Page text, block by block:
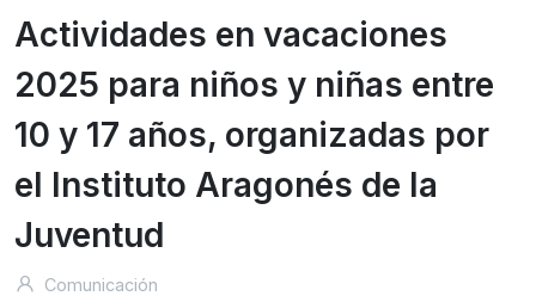
Actividades en vacaciones
2025 para niños y niñas entre
10 y 17 años, organizadas por
el Instituto Aragonés de la
Juventud
Comunicación